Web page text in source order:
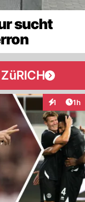
sucht
1 1h